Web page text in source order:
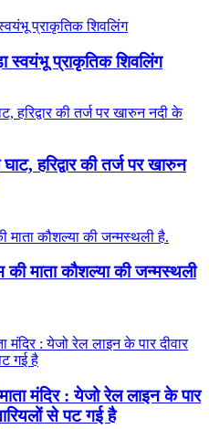
स्वयंभू प्राकृतिक शिवलिंग
हरिद्वार की तर्ज पर खारुन
की माता कौशल्या की जन्मस्थली
मंदिर : येजो रेल लाइन के पार
से पट गई है